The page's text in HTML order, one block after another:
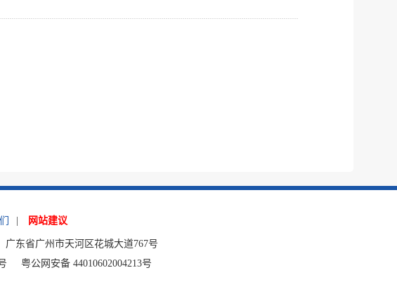
网站建议
广东省广州市天河区花城大道767号
粤公网安备 44010602004213号